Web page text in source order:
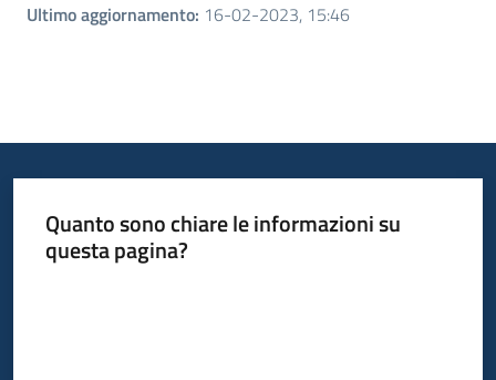
Ultimo aggiornamento: 16-02-2023, 15:46
Quanto sono chiare le informazioni su
questa pagina?